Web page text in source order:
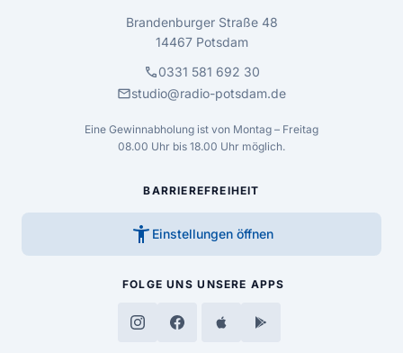
Brandenburger Straße 48
14467 Potsdam
call0331 581 692 30
mailstudio@radio-potsdam.de
Eine Gewinnabholung ist von Montag – Freitag
08.00 Uhr bis 18.00 Uhr möglich.
BARRIEREFREIHEIT
accessibility_new Einstellungen öffnen
FOLGE UNS UNSERE APPS